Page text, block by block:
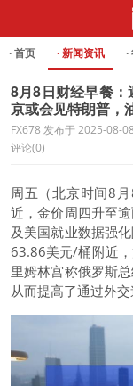
· 首页 · 新闻资讯
· Forex Analysis
8月8日财经早餐
京或会见特朗普，
FX678 发布于 2025-08-08
评论(0)
周五（北京时间8月
近，金价周四升至
及美国就业数据强
63.86美元/桶附近
里姆林宫称俄罗斯
从而提高了通过外交